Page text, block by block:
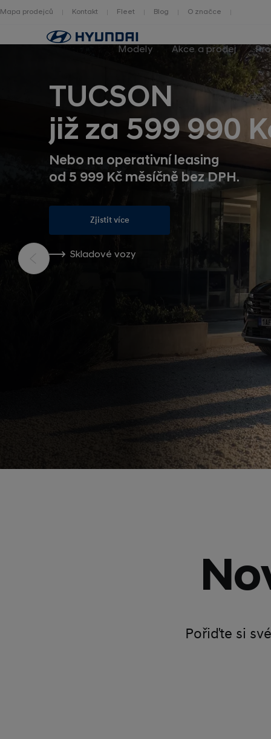
Mapa prodejců Kontakt Fleet Blog O značce
Zpět
na
homepage
Modely Akce a prodej
TUCSON
již za 599 990
Nebo na operativní leasing
od 5 999 Kč měsíčně bez DPH.
Zjistit více
Skladové vozy
Pořiďte si